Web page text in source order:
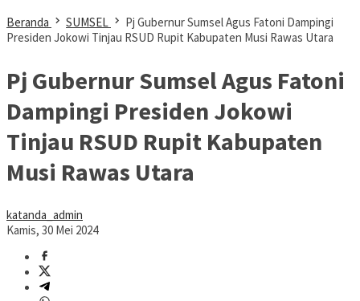
Beranda
SUMSEL
Pj Gubernur Sumsel Agus Fatoni Dampingi
Presiden Jokowi Tinjau RSUD Rupit Kabupaten Musi Rawas Utara
Pj Gubernur Sumsel Agus Fatoni
Dampingi Presiden Jokowi
Tinjau RSUD Rupit Kabupaten
Musi Rawas Utara
katanda_admin
Kamis, 30 Mei 2024